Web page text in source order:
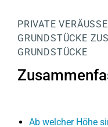
PRIVATE
GRUNDSTÜCKE
GRUNDSTÜCKE
Ab welcher Höhe